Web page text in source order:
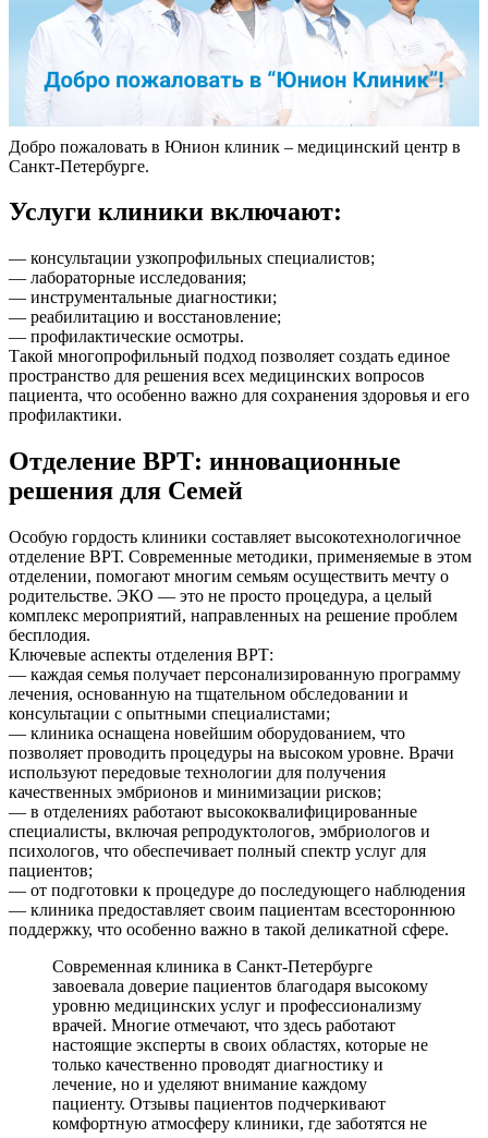
Добро пожаловать в Юнион клиник – медицинский центр в
Санкт-Петербурге.
Услуги клиники включают:
— консультации узкопрофильных специалистов;
— лабораторные исследования;
— инструментальные диагностики;
— реабилитацию и восстановление;
— профилактические осмотры.
Такой многопрофильный подход позволяет создать единое
пространство для решения всех медицинских вопросов
пациента, что особенно важно для сохранения здоровья и его
профилактики.
Отделение ВРТ: инновационные
решения для Семей
Особую гордость клиники составляет высокотехнологичное
отделение ВРТ. Современные методики, применяемые в этом
отделении, помогают многим семьям осуществить мечту о
родительстве. ЭКО — это не просто процедура, а целый
комплекс мероприятий, направленных на решение проблем
бесплодия.
Ключевые аспекты отделения ВРТ:
— каждая семья получает персонализированную программу
лечения, основанную на тщательном обследовании и
консультации с опытными специалистами;
— клиника оснащена новейшим оборудованием, что
позволяет проводить процедуры на высоком уровне. Врачи
используют передовые технологии для получения
качественных эмбрионов и минимизации рисков;
— в отделениях работают высококвалифицированные
специалисты, включая репродуктологов, эмбриологов и
психологов, что обеспечивает полный спектр услуг для
пациентов;
— от подготовки к процедуре до последующего наблюдения
— клиника предоставляет своим пациентам всестороннюю
поддержку, что особенно важно в такой деликатной сфере.
Современная клиника в Санкт-Петербурге
завоевала доверие пациентов благодаря высокому
уровню медицинских услуг и профессионализму
врачей. Многие отмечают, что здесь работают
настоящие эксперты в своих областях, которые не
только качественно проводят диагностику и
лечение, но и уделяют внимание каждому
пациенту. Отзывы пациентов подчеркивают
комфортную атмосферу клиники, где заботятся не